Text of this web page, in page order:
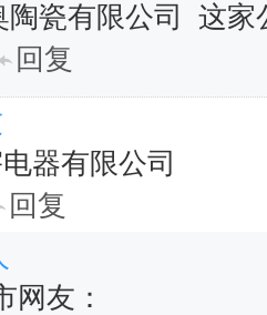
瓷有限公司
这家
回复
器有限公司
回复
网友：